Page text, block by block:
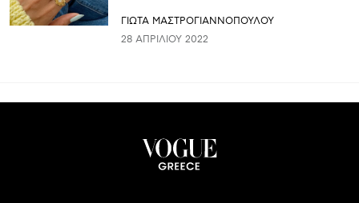
ΓΙΩΤΑ ΜΑΣΤΡΟΓΙΑΝΝΟΠΟΥΛΟΥ
28 ΑΠΡΙΛΊΟΥ 2022